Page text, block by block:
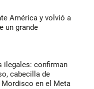
América y volvió a
un grande
ilegales: confirman
cabecilla de
en el Meta